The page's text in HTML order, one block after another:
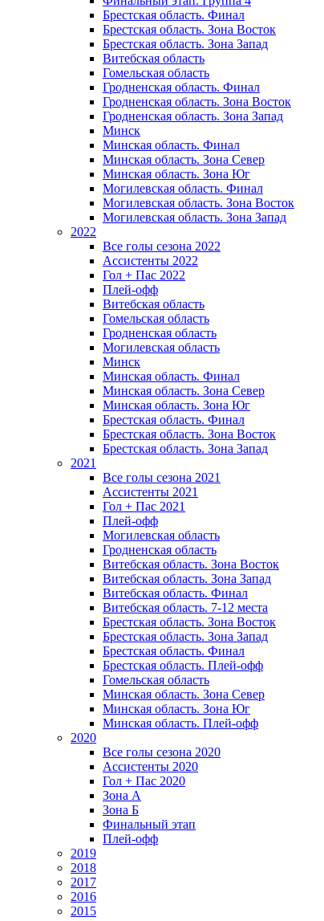
Брестская область. Финал
Брестская область. Зона Восток
Брестская область. Зона Запад
Витебская область
Гомельская область
Гродненская область. Финал
Гродненская область. Зона Восток
Гродненская область. Зона Запад
Минск
Минская область. Финал
Минская область. Зона Север
Минская область. Зона Юг
Могилевская область. Финал
Могилевская область. Зона Восток
Могилевская область. Зона Запад
2022
Все голы сезона 2022
Ассистенты 2022
Гол + Пас 2022
Плей-офф
Витебская область
Гомельская область
Гродненская область
Могилевская область
Минск
Mинская область. Финал
Минская область. Зона Север
Минская область. Зона Юг
Брестская область. Финал
Брестская область. Зона Восток
Брестская область. Зона Запад
2021
Все голы сезона 2021
Ассистенты 2021
Гол + Пас 2021
Плей-офф
Могилевская область
Гродненская область
Витебская область. Зона Восток
Витебская область. Зона Запад
Витебская область. Финал
Витебская область. 7-12 места
Брестская область. Зона Восток
Брестская область. Зона Запад
Брестская область. Финал
Брестская область. Плей-офф
Гомельская область
Минская область. Зона Север
Минская область. Зона Юг
Минская область. Плей-офф
2020
Все голы сезона 2020
Ассистенты 2020
Гол + Пас 2020
Зона А
Зона Б
Финальный этап
Плей-офф
2019
2018
2017
2016
2015